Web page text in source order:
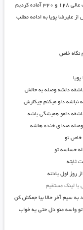
کردیم
علیرضا پویا به ادامه مطلب
دلشه وصله به حالش
نباشه دلو میکنم چیکارش
دلمو همیشگی باشه
وصله صدای خنده هاشه
خاص تو
حساسه تو
ثابته
روز اول یادته
با لینک مستقیم
به سیم آخر حالا بیا جمکش کن
واسه منو دل حتی یه خواب